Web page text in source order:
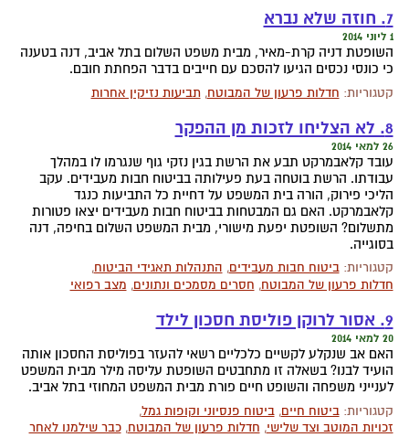
7. חוזה שלא נברא
1 ליוני 2014
השופטת דניה קרת-מאיר, מבית משפט השלום בתל אביב, דנה בטענה
כי כונסי נכסים הגיעו להסכם עם חייבים בדבר הפחתת חובם.
קטגוריות: חדלות פרעון של המבוטח,תביעות נזיקין אחרות
8. לא הצליחו לזכות מן ההפקר
26 למאי 2014
עובד קלאבמרקט תבע את הרשת בגין נזקי גוף שנגרמו לו במהלך
עבודתו. הרשת בוטחה בעת פעילותה בביטוח חבות מעבידים. עקב
הליכי פירוק, הורה בית המשפט על דחיית כל התביעות כנגד
קלאבמרקט. האם גם המבטחות בביטוח חבות מעבידים יצאו פטורות
מתשלום? השופטת יפעת מישורי, מבית המשפט השלום בחיפה, דנה
בסוגייה.
קטגוריות:ביטוח חבות מעבידים, התנהלות תאגידי הביטוח,
חדלות פרעון של המבוטח, חסרים מסמכים ונתונים, מצב רפואי
9. אסור לרוקן פוליסת חסכון לילד
20 למאי 2014
האם אב שנקלע לקשיים כלכליים רשאי להעזר בפוליסת החסכון אותה
הועיד לבנו? בשאלה זו מתחבטים השופטת עליסה מילר מבית המשפט
לענייני משפחה והשופט חיים פורת מבית המשפט המחוזי בתל אביב.
קטגוריות:ביטוח חיים,ביטוח פנסיוני וקופות גמל,
זכויות המוטב וצד שלישי, חדלות פרעון של המבוטח,כבר שילמנו לאחר